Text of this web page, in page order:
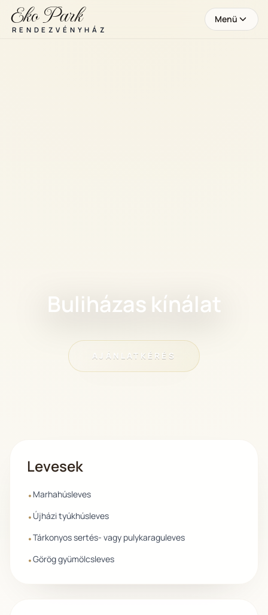
Eko Park
RENDEZVÉNYHÁZ
Menü
Buliházas kínálat
AJÁNLATKÉRÉS
Levesek
• Marhahúsleves
• Újházi tyúkhúsleves
•Tárkonyos sertés- vagy pulykaraguleves
•Görög gyümölcsleves